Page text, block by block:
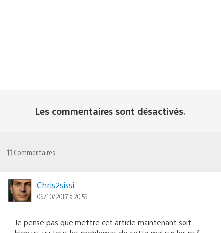
Les commentaires sont désactivés.
11 Commentaires
Chris2sissi
06/10/2017 à 20:59
Je pense pas que mettre cet article maintenant soit